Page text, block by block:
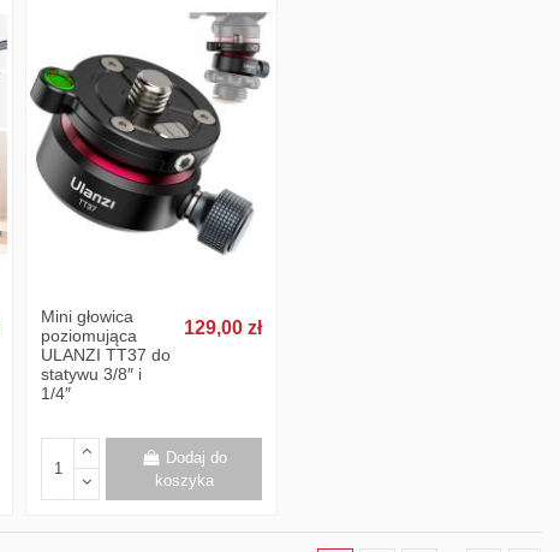
Mini głowica
poziomująca
ULANZI TT37 do
statywu 3/8″ i
1/4″
129,00 zł
Dodaj do
koszyka